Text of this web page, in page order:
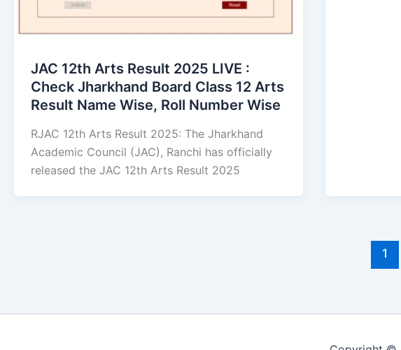
JAC 12th Arts Result 2025 LIVE :
Check Jharkhand Board Class 12 Arts
Result Name Wise, Roll Number Wise
RJAC 12th Arts Result 2025: The Jharkhand
Academic Council (JAC), Ranchi has officially
released the JAC 12th Arts Result 2025
1